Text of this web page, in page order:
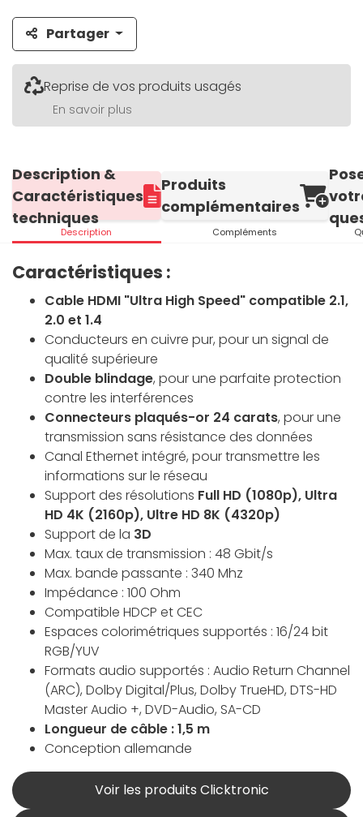
Partager
Reprise de vos produits usagés
En savoir plus
Description &
Caractéristiques
techniques
Description
Produits
complémentaires
Compléments
Caractéristiques :
Cable HDMI "Ultra High Speed" compatible 2.1,
2.0 et 1.4
Conducteurs en cuivre pur, pour un signal de
qualité supérieure
Double blindage, pour une parfaite protection
contre les interférences
Connecteurs plaqués-or 24 carats, pour une
transmission sans résistance des données
Canal Ethernet intégré, pour transmettre les
informations sur le réseau
Support des résolutions Full HD (1080p), Ultra
HD 4K (2160p), Ultre HD 8K (4320p)
Support de la 3D
Max. taux de transmission : 48 Gbit/s
Max. bande passante : 340 Mhz
Impédance : 100 Ohm
Compatible HDCP et CEC
Espaces colorimétriques supportés : 16/24 bit
RGB/YUV
Formats audio supportés : Audio Return Channel
(ARC), Dolby Digital/Plus, Dolby TrueHD, DTS-HD
Master Audio +, DVD-Audio, SA-CD
Longueur de câble : 1,5 m
Conception allemande
Voir les produits Clicktronic